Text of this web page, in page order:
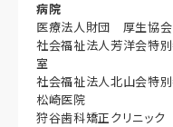
病院
医療法人財団 厚生協
社会福祉法人芳洋会特
室
社会福祉法人北山会特
松崎医院
狩谷歯科矯正クリニック